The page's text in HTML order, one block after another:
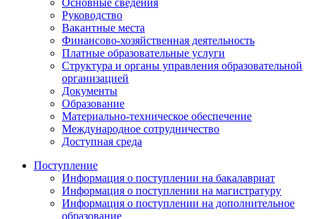
Руководство
Вакантные места
Финансово-хозяйственная деятельность
Платные образовательные услуги
Структура и органы управления образовательной
организацией
Документы
Образование
Материально-техническое обеспечение
Международное сотрудничество
Доступная среда
Поступление
Информация о поступлении на бакалавриат
Информация о поступлении на магистратуру
Информация о поступлении на дополнительное
образование